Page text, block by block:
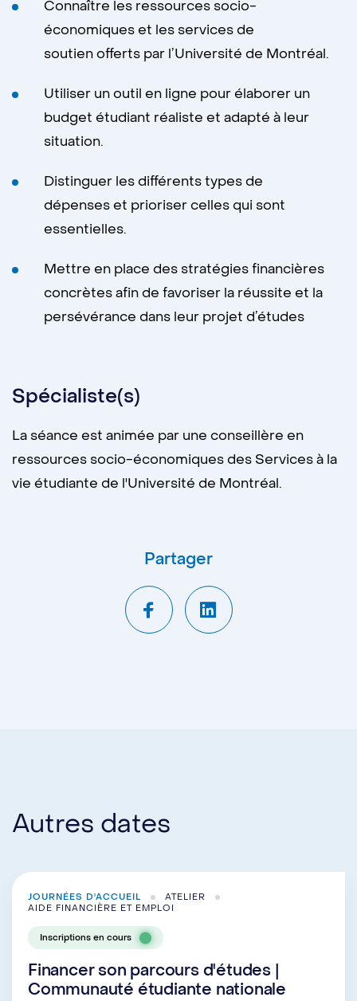
Connaître les ressources socio-
économiques et les services de
soutien offerts par l’Université de Montréal.
Utiliser un outil en ligne pour élaborer un
budget étudiant réaliste et adapté à leur
situation.
Distinguer les différents types de
dépenses et prioriser celles qui sont
essentielles.
Mettre en place des stratégies financières
concrètes afin de favoriser la réussite et la
persévérance dans leur projet d’études
Spécialiste(s)
La séance est animée par une conseillère en
ressources socio-économiques des Services à la
vie étudiante de l'Université de Montréal.
Partager
Autres dates
JOURNÉES D'ACCUEIL
ATELIER
AIDE FINANCIÈRE ET EMPLOI
Inscriptions en cours
Financer son parcours d'études |
Communauté étudiante nationale